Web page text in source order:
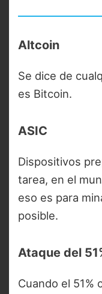
Altcoin
Se dice de
es Bitcoin.
ASIC
Dispositivos
tarea, en el
eso es para
posible.
Ataque del
Cuando el 51%